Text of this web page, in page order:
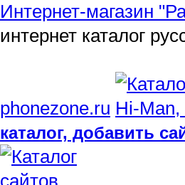
Интернет-магазин
интернет каталог
phonezone.ru
каталог, добавить